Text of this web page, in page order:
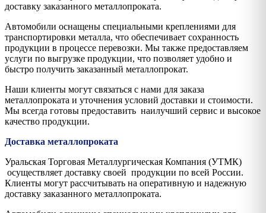
доставку заказанного металлопроката.
Автомобили оснащены специальными креплениями для
транспортировки металла, что обеспечивает сохранность
продукции в процессе перевозки. Мы также предоставляем
услуги по выгрузке продукции, что позволяет удобно и
быстро получить заказанный металлопрокат.
Наши клиенты могут связаться с нами для заказа
металлопроката и уточнения условий доставки и стоимости.
Мы всегда готовы предоставить наилучший сервис и высокое
качество продукции.
Доставка металлопроката
Уральская Торговая Металлургическая Компания (УТМК)
осуществляет доставку своей продукции по всей России.
Клиенты могут рассчитывать на оперативную и надежную
доставку заказанного металлопроката.